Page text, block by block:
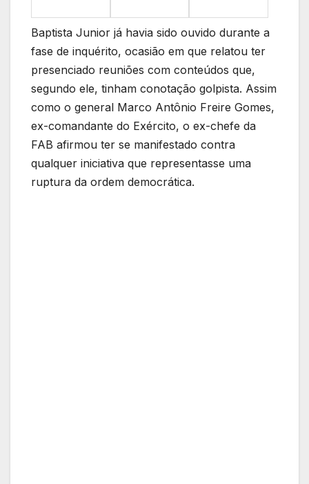
Baptista Junior já havia sido ouvido durante a
fase de inquérito, ocasião em que relatou ter
presenciado reuniões com conteúdos que,
segundo ele, tinham conotação golpista. Assim
como o general Marco Antônio Freire Gomes,
ex-comandante do Exército, o ex-chefe da
FAB afirmou ter se manifestado contra
qualquer iniciativa que representasse uma
ruptura da ordem democrática.